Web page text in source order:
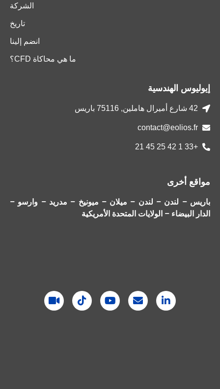
الشركة
تاريخ
انضم إلينا
ما هي محاكاة CFD؟
إيوليوس الهندسية
42 شارع أميرال هاملين, 75116 باريس
contact@eolios.fr
+33 1 42 25 45 21
مواقع أخرى
باريس – لندن – لندن – ميلان – ميونيخ – مدريد – وارسو –
الدار البيضاء – الولايات المتحدة الأمريكية